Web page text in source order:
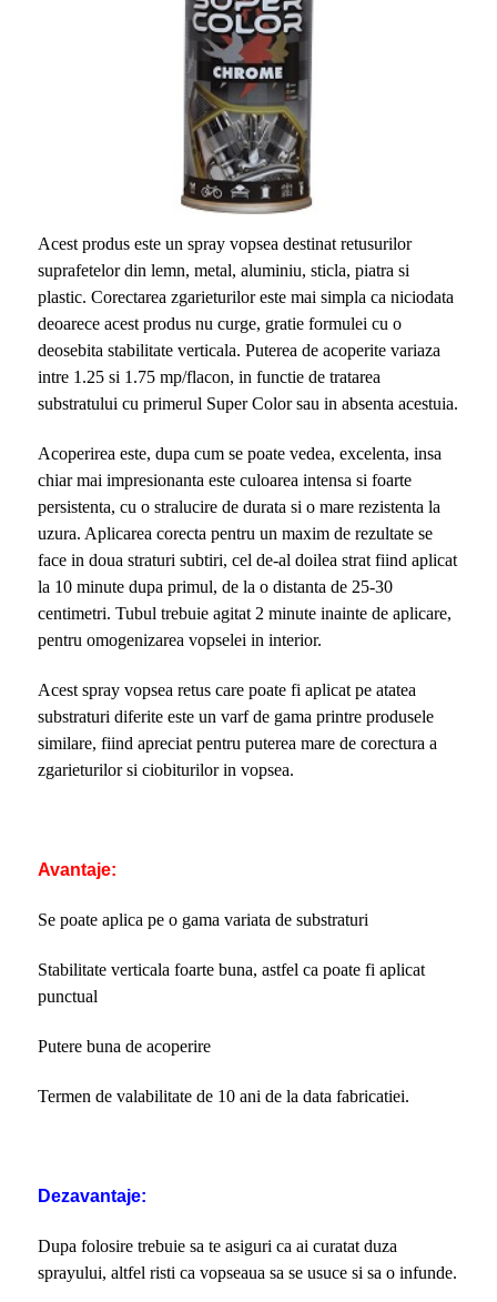
Acest produs este un spray vopsea destinat retusurilor
suprafetelor din lemn, metal, aluminiu, sticla, piatra si
plastic. Corectarea zgarieturilor este mai simpla ca niciodata
deoarece acest produs nu curge, gratie formulei cu o
deosebita stabilitate verticala. Puterea de acoperite variaza
intre 1.25 si 1.75 mp/flacon, in functie de tratarea
substratului cu primerul Super Color sau in absenta acestuia.
Acoperirea este, dupa cum se poate vedea, excelenta, insa
chiar mai impresionanta este culoarea intensa si foarte
persistenta, cu o stralucire de durata si o mare rezistenta la
uzura. Aplicarea corecta pentru un maxim de rezultate se
face in doua straturi subtiri, cel de-al doilea strat fiind aplicat
la 10 minute dupa primul, de la o distanta de 25-30
centimetri. Tubul trebuie agitat 2 minute inainte de aplicare,
pentru omogenizarea vopselei in interior.
Acest spray vopsea retus care poate fi aplicat pe atatea
substraturi diferite este un varf de gama printre produsele
similare, fiind apreciat pentru puterea mare de corectura a
zgarieturilor si ciobiturilor in vopsea.
Avantaje:
Se poate aplica pe o gama variata de substraturi
Stabilitate verticala foarte buna, astfel ca poate fi aplicat
punctual
Putere buna de acoperire
Termen de valabilitate de 10 ani de la data fabricatiei.
Dezavantaje:
Dupa folosire trebuie sa te asiguri ca ai curatat duza
sprayului, altfel risti ca vopseaua sa se usuce si sa o infunde.